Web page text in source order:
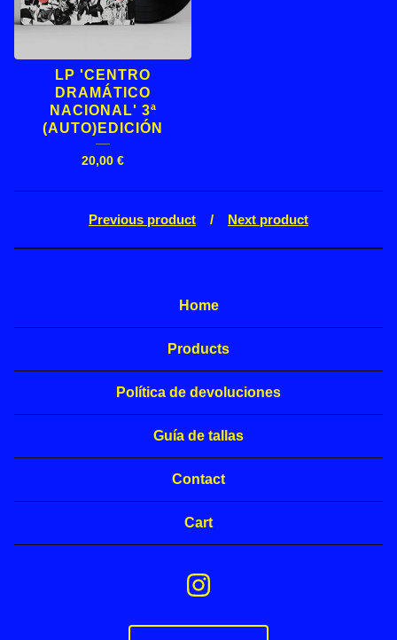
LP 'CENTRO
DRAMÁTICO
NACIONAL' 3ª
(AUTO)EDICIÓN
20,00 €
Previous product Next product
Home
Products
Política de devoluciones
Guía de tallas
Contact
Cart